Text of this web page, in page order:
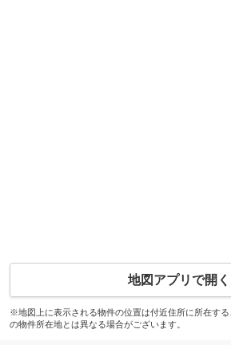
地図アプリで開く
※地図上に表示される物件の位置は付近住所に所在す
の物件所在地とは異なる場合がございます。